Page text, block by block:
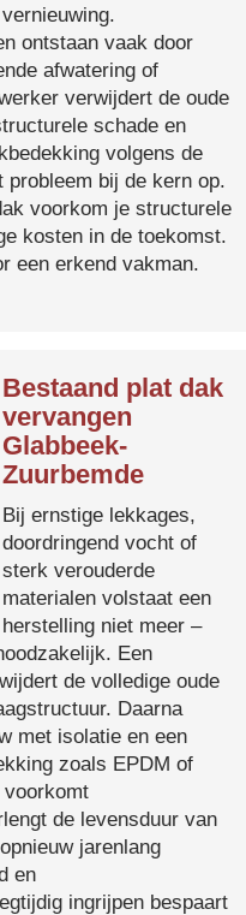
vernieuwing.
ontstaan vaak door
afwatering of
verwijdert de oude
schade en
volgens de
probleem bij de kern op.
voorkom je structurele
kosten in de toekomst.
een erkend vakman.
Bestaand plat dak
vervangen
Glabbeek-
Zuurbemde
Bij ernstige lekkages,
doordringend vocht of
sterk verouderde
materialen volstaat een
herstelling niet meer –
Een
de volledige oude
Daarna
met isolatie en een
zoals EPDM of
de levensduur van
jarenlang
en
ingrijpen bespaart